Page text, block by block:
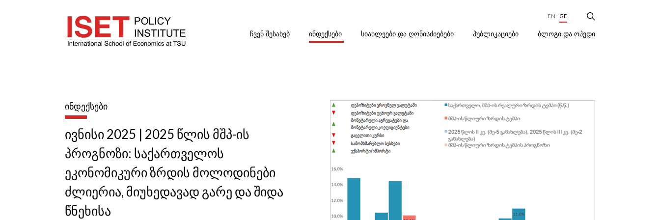
EN GE
ᲩᲕᲔᲜ ᲨᲔᲡᲐᲮᲔᲑ ᲘᲜᲓᲔᲥᲡᲔᲑᲘ ᲡᲘᲐᲮᲚᲔᲔᲑᲘ ᲓᲐ ᲦᲝᲜᲘᲡᲫᲘᲔᲑᲔᲑᲘ ᲞᲣᲑᲚᲘᲙᲐᲪᲘᲔᲑᲘ ᲑᲚᲝᲒᲘ ᲓᲐ ᲝᲞᲔᲓᲘ
ᲘᲜᲓᲔᲥᲡᲔᲑᲘ
ივნისი 2025 | 2025 წლის მშპ-ის
პროგნოზი: საქართველოს
ეკონომიკური ზრდის მოლოდინები
ძლიერია, მიუხედავად გარე და შიდა
წნეხისა